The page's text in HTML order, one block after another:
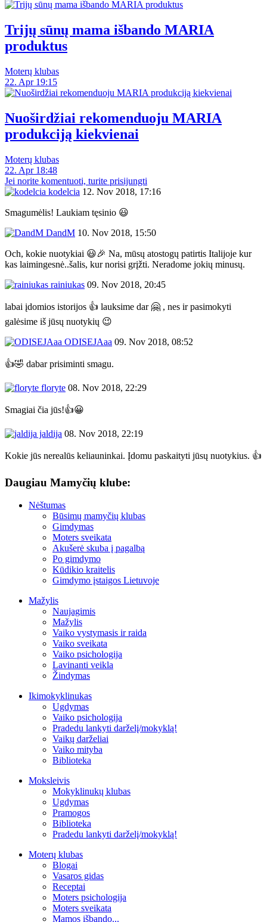
Trijų sūnų mama išbando MARIA
produktus
Moterų klubas
22. Apr 19:15
Nuoširdžiai rekomenduoju MARIA
produkciją kiekvienai
Moterų klubas
22. Apr 18:48
Jei norite komentuoti, turite prisijungti
kodelcia 12. Nov 2018, 17:16
Smagumėlis! Laukiam tęsinio 😃
DandM 10. Nov 2018, 15:50
Och, kokie nuotykiai 😃🎉 Na, mūsų atostogų patirtis Italijoje kur
kas laimingesnė..šalis, kur norisi grįžti. Neradome jokių minusų.
rainiukas 09. Nov 2018, 20:45
labai įdomios istorijos 👍 lauksime dar 🤗 , nes ir pasimokyti
galėsime iš jūsų nuotykių 😉
ODISEJAaa 09. Nov 2018, 08:52
👍🤣 dabar prisiminti smagu.
floryte 08. Nov 2018, 22:29
Smagiai čia jūs!👍😀
jaldija 08. Nov 2018, 22:19
Kokie jūs nerealūs keliauninkai. Įdomu paskaityti jūsų nuotykius. 👍
Daugiau Mamyčių klube:
Nėštumas
Būsimų mamyčių klubas
Gimdymas
Moters sveikata
Akušerė skuba į pagalbą
Po gimdymo
Kūdikio kraitelis
Gimdymo įstaigos Lietuvoje
Mažylis
Naujagimis
Mažylis
Vaiko vystymasis ir raida
Vaiko sveikata
Vaiko psichologija
Lavinanti veikla
Žindymas
Ikimokyklinukas
Ugdymas
Vaiko psichologija
Pradedu lankyti darželį/mokyklą!
Vaikų darželiai
Vaiko mityba
Biblioteka
Moksleivis
Mokyklinukų klubas
Ugdymas
Pramogos
Biblioteka
Pradedu lankyti darželį/mokyklą!
Moterų klubas
Blogai
Vasaros gidas
Receptai
Moters psichologija
Moters sveikata
Mamos išbando...